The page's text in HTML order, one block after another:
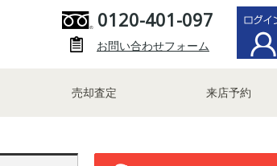
0120-401-097
お問い合わせフォーム
売却査定 来店予約